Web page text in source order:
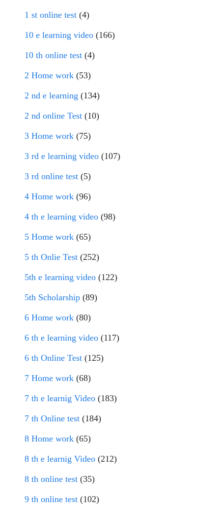
1 st online test (4)
10 e learning video (166)
10 th online test (4)
2 Home work (53)
2 nd e learning (134)
2 nd online Test (10)
3 Home work (75)
3 rd e learning video (107)
3 rd online test (5)
4 Home work (96)
4 th e learning video (98)
5 Home work (65)
5 th Onlie Test (252)
5th e learning video (122)
5th Scholarship (89)
6 Home work (80)
6 th e learning video (117)
6 th Online Test (125)
7 Home work (68)
7 th e learnig Video (183)
7 th Online test (184)
8 Home work (65)
8 th e learnig Video (212)
8 th online test (35)
9 th online test (102)